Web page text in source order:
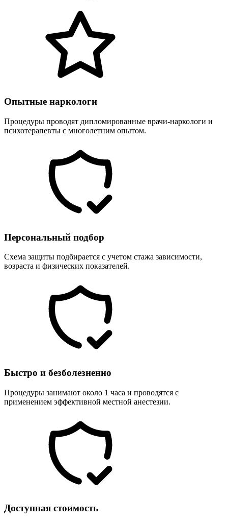
Опытные наркологи
Процедуры проводят дипломированные врачи-наркологи и
психотерапевты с многолетним опытом.
Персональный подбор
Схема защиты подбирается с учетом стажа зависимости,
возраста и физических показателей.
Быстро и безболезненно
Процедуры занимают около 1 часа и проводятся с
применением эффективной местной анестезии.
Доступная стоимость